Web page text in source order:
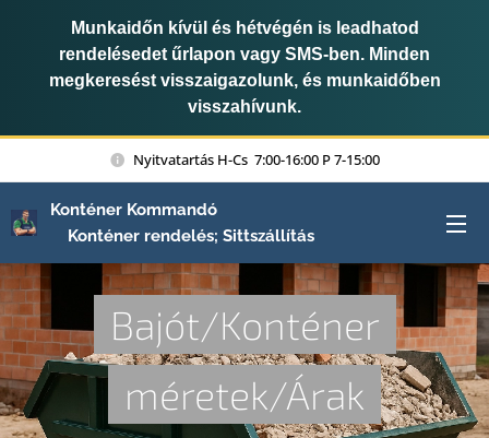
Munkaidőn kívül és hétvégén is leadhatod
rendelésedet űrlapon vagy SMS-ben. Minden
megkeresést visszaigazolunk, és munkaidőben
visszahívunk.
Nyitvatartás H-Cs 7:00-16:00 P 7-15:00
Konténer Kommandó
Konténer rendelés; Sittszállítás
Bajót/Konténer
méretek/Árak